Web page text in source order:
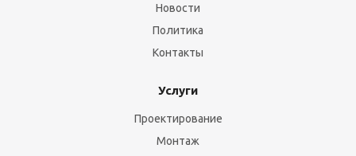
Новости
Политика
Контакты
Услуги
Проектирование
Монтаж